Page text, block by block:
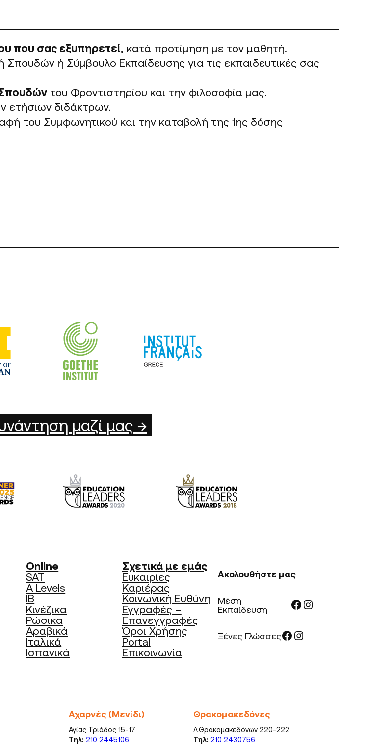
που σας εξυπηρετεί, κατά προτίμηση με τον μαθητή.
Σπουδών ή Σύμβουλο Εκπαίδευσης για τις εκπαιδευτικές σας
του Φροντιστηρίου και την φιλοσοφία μας.
ετήσιων διδάκτρων.
του Συμφωνητικού και την καταβολή της 1ης δόσης
μαζί μας →
Online
SAT
A Levels
IB
Κινέζικα
Ρώσικα
Αραβικά
Ιταλικά
Ισπανικά
Σχετικά με εμάς
Ευκαιρίες
Καριέρας
Κοινωνική Ευθύνη
Εγγραφές –
Επανεγγραφές
Όροι Χρήσης
Portal
Επικοινωνία
Ακολουθήστε μας
Μέση
Εκπαίδευση
Facebook Instagram
Ξένες ΓλώσσεςFacebook Instagram
Αχαρνές (Μενίδι)
Αγίας Τριάδος 15-17
Τηλ: 210 2445106
Θρακομακεδόνες
Λ.Θρακομακεδόνων 220-222
Τηλ: 210 2430756